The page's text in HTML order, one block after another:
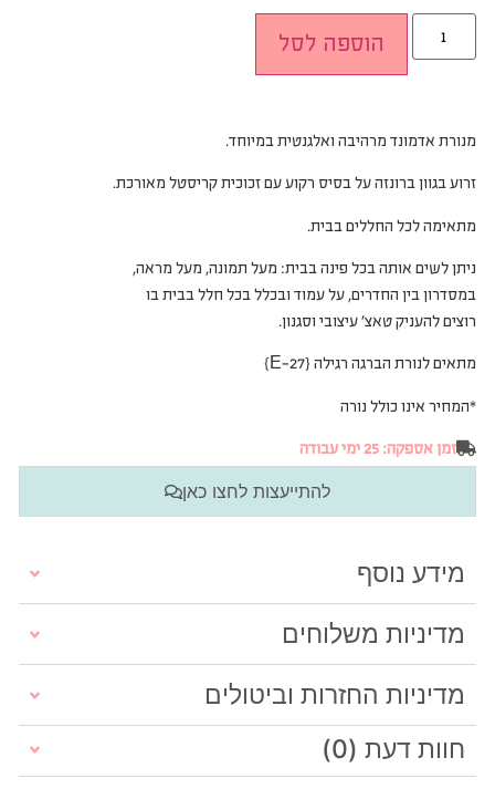
הוספה לסל
מנורת אדמונד מרהיבה ואלגנטית במיוחד.
זרוע בגוון ברונזה על בסיס רקוע עם זכוכית קריסטל מאורכת.
מתאימה לכל החללים בבית.
ניתן לשים אותה בכל פינה בבית: מעל תמונה, מעל מראה,
במסדרון בין החדרים, על עמוד ובכלל בכל חלל בבית בו
רוצים להעניק טאצ’ עיצובי וסגנון.
מתאים לנורת הברגה רגילה {E-27}
*המחיר אינו כולל נורה
זמן אספקה: 25 ימי עבודה
להתייעצות לחצו כאן
מידע נוסף
מדיניות משלוחים
מדיניות החזרות וביטולים
חוות דעת (0)